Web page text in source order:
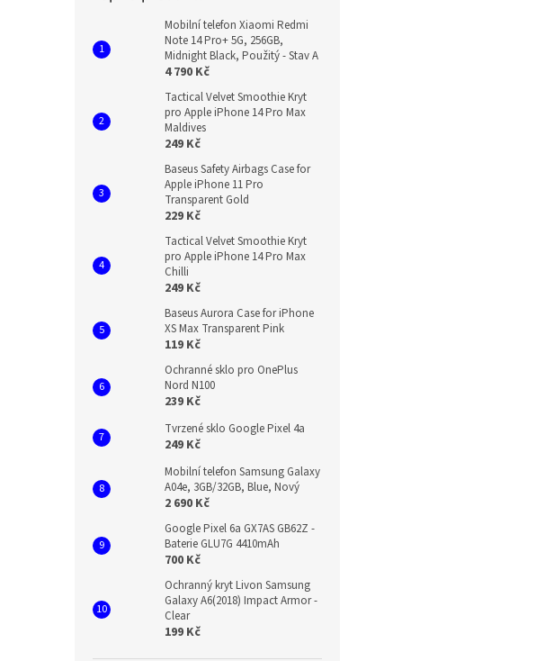
Mobilní telefon Xiaomi Redmi
Note 14 Pro+ 5G, 256GB,
Midnight Black, Použitý - Stav A
4 790 Kč
Tactical Velvet Smoothie Kryt
pro Apple iPhone 14 Pro Max
Maldives
249 Kč
Baseus Safety Airbags Case for
Apple iPhone 11 Pro
Transparent Gold
229 Kč
Tactical Velvet Smoothie Kryt
pro Apple iPhone 14 Pro Max
Chilli
249 Kč
Baseus Aurora Case for iPhone
XS Max Transparent Pink
119 Kč
Ochranné sklo pro OnePlus
Nord N100
239 Kč
Tvrzené sklo Google Pixel 4a
249 Kč
Mobilní telefon Samsung Galaxy
A04e, 3GB/32GB, Blue, Nový
2 690 Kč
Google Pixel 6a GX7AS GB62Z -
Baterie GLU7G 4410mAh
700 Kč
Ochranný kryt Livon Samsung
Galaxy A6(2018) Impact Armor -
Clear
199 Kč